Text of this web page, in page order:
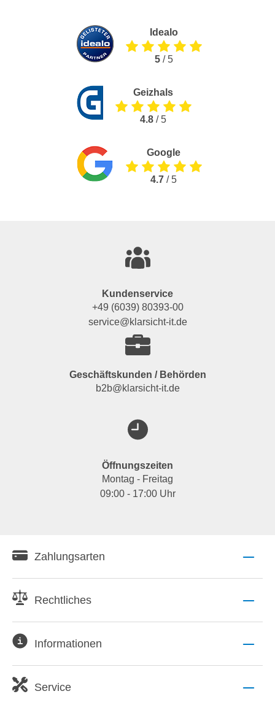
Idealo
5/ 5
Geizhals
4.8 / 5
Google
4.7 / 5
Kundenservice
+49 (6039) 80393-00
service@klarsicht-it.de
Geschäftskunden / Behörden
b2b@klarsicht-it.de
Öffnungszeiten
Montag - Freitag
09:00 - 17:00 Uhr
Zahlungsarten
Rechtliches
Informationen
Service